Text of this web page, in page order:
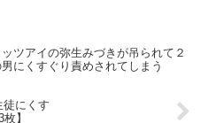
ツアイの弥生みづきが吊られて２
男にくすぐり責めされてしまう
にくす
】